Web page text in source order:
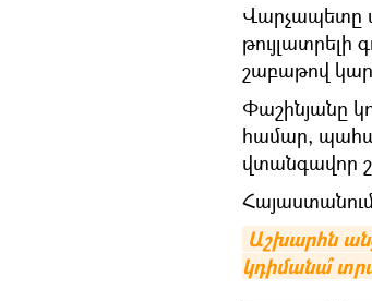
Վարչապետը
թույլատրելի
շաբաթով
Փաշինյանը
համար,
վտանգավոր
Աշխարհն
կդիմանա՞